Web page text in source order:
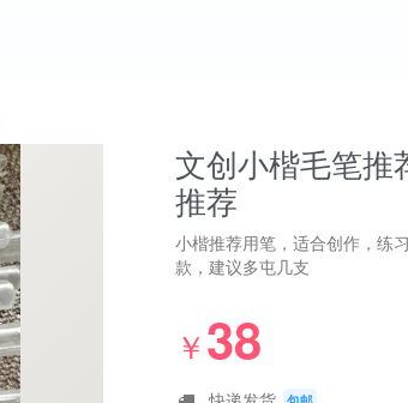
文创小楷毛笔推
推荐
小楷推荐用笔，适合创作，练
款，建议多屯几支
￥38